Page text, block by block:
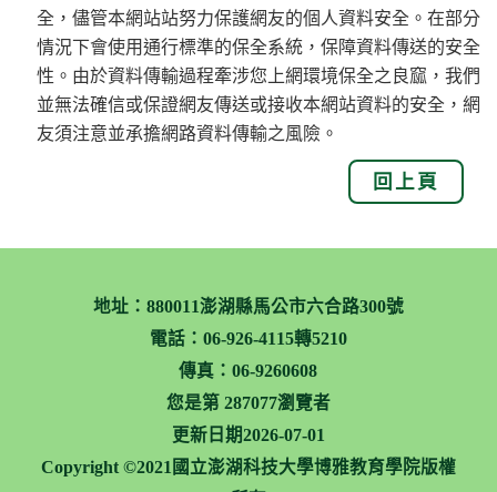
全，儘管本網站站努力保護網友的個人資料安全。在部分
情況下會使用通行標準的保全系統，保障資料傳送的安全
性。由於資料傳輸過程牽涉您上網環境保全之良窳，我們
並無法確信或保證網友傳送或接收本網站資料的安全，網
友須注意並承擔網路資料傳輸之風險。
回上頁
地址：880011澎湖縣馬公市六合路300號
電話： 06-926-4115轉5210
傳真：06-9260608
您是第 287077瀏覽者
更新日期2026-07-01
Copyright ©2021國立澎湖科技大學博雅教育學院版權